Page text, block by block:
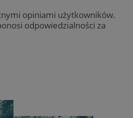
opiniami użytkowników.
odpowiedzialności za